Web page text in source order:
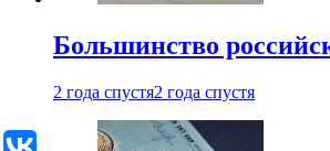
Большинство
2 года спустя2 года спустя